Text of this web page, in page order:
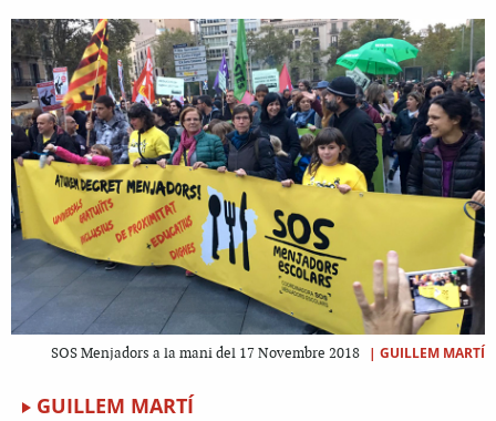
SOS Menjadors a la mani del 17 Novembre 2018 | GUILLEM MARTÍ
GUILLEM MARTÍ